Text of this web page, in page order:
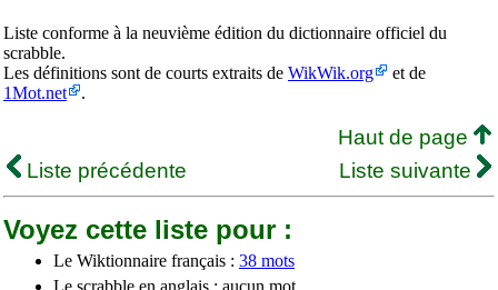
Liste conforme à la neuvième édition du dictionnaire officiel du
scrabble.
Les définitions sont de courts extraits de WikWik.org
et de
1Mot.net
.
Haut de page
Liste précédente
Liste suivante
Voyez cette liste pour :
Le Wiktionnaire français : 38 mots
Le scrabble en anglais : aucun mot